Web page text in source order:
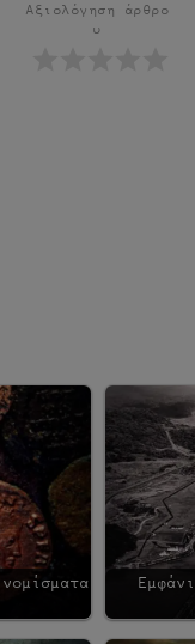
Αξιολόγηση άρθρο
υ